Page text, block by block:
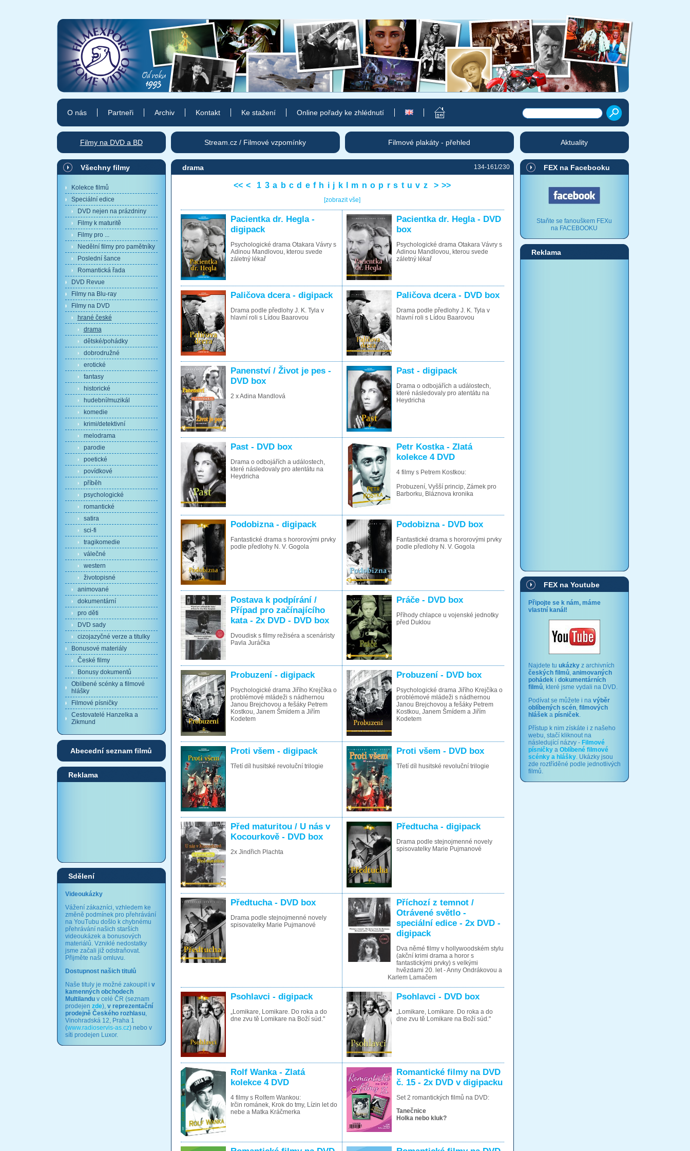
drama 134-161/230
<< < 1 3 a b c d e f h i j k m n o p r s t u v z > >>
[zobrazit vše]
Pacientka dr. Hegla -
digipack
Psychologické drama Otakara Vávry s
Adinou Mandlovou, kterou svede
záletný lékař
Pacientka dr. Hegla - DVD
box
Psychologické drama Otakara Vávry s
Adinou Mandlovou, kterou svede
záletný lékař
Paličova dcera - digipack
Drama podle předlohy J. K. Tyla v
hlavní roli s Lídou Baarovou
Paličova dcera - DVD box
Drama podle předlohy J. K. Tyla v
hlavní roli s Lídou Baarovou
Panenství / Život je pes -
DVD box
2 x Adina Mandlová
Past - digipack
Drama o odbojářích a událostech,
které následovaly pro atentátu na
Heydricha
Past - DVD box
Drama o odbojářích a událostech,
které následovaly pro atentátu na
Heydricha
Petr Kostka - Zlatá
kolekce 4 DVD
4 filmy s Petrem Kostkou:
Probuzení, Vyšší princip, Zámek pro
Barborku, Bláznova kronika
Podobizna - digipack
Fantastické drama s hororovými prvky
podle předlohy N. V. Gogola
Podobizna - DVD box
Fantastické drama s hororovými prvky
podle předlohy N. V. Gogola
Postava k podpírání /
Případ pro začínajícího
kata - 2x DVD - DVD box
Dvoudisk s filmy režiséra a scenáristy
Pavla Juráčka
Práče - DVD box
Příhody chlapce u vojenské jednotky
před Duklou
Probuzení - digipack
Psychologické drama Jiřího Krejčíka o
problémové mládeži s nádhernou
Janou Brejchovou a fešáky Petrem
Kostkou, Janem Šmídem a Jiřím
Kodetem
Probuzení - DVD box
Psychologické drama Jiřího Krejčíka o
problémové mládeži s nádhernou
Janou Brejchovou a fešáky Petrem
Kostkou, Janem Šmídem a Jiřím
Kodetem
Proti všem - digipack
Třetí díl husitské revoluční trilogie
Proti všem - DVD box
Třetí díl husitské revoluční trilogie
Před maturitou / U nás v
Kocourkově - DVD box
2x Jindřich Plachta
Předtucha - digipack
Drama podle stejnojmenné novely
spisovatelky Marie Pujmanové
Předtucha - DVD box
Drama podle stejnojmenné novely
spisovatelky Marie Pujmanové
Příchozí z temnot /
Otrávené světlo -
speciální edice - 2x DVD -
digipack
Dva němé filmy v hollywoodském stylu
(akční krimi drama a horor s
fantastickými prvky) s velkými
hvězdami 20. let - Anny Ondrákovou a
Karlem Lamačem
Psohlavci - digipack
„Lomikare, Lomikare. Do roka a do
dne zvu tě Lomikare na Boží súd."
Psohlavci - DVD box
„Lomikare, Lomikare. Do roka a do
dne zvu tě Lomikare na Boží súd."
Rolf Wanka - Zlatá
kolekce 4 DVD
4 filmy s Rolfem Wankou:
Irčin románek, Krok do tmy, Lízin let do
nebe a Matka Kráčmerka
Romantické filmy na DVD
č. 15 - 2x DVD v digipacku
Set 2 romantických filmů na DVD:
Tanečnice
Holka nebo kluk?
Všechny filmy
Kolekce filmů
Speciální edice
DVD nejen na prázdniny
Filmy k maturitě
Filmy pro ...
Nedělní filmy pro pamětníky
Poslední šance
Romantická řada
DVD Revue
Filmy na Blu-ray
Filmy na DVD
hrané české
drama
dětské/pohádky
dobrodružné
erotické
fantasy
historické
hudební/muzikál
komedie
krimi/detektivní
melodrama
parodie
poetické
povídkové
příběh
psychologické
romantické
satira
sci-fi
tragikomedie
válečné
western
životopisné
animované
dokumentární
pro děti
DVD sady
cizojazyčné verze a titulky
Bonusové materiály
České filmy
Bonusy dokumentů
Oblíbené scénky a filmové
hlášky
Filmové písničky
Cestovatelé Hanzelka a
Zikmund
Abecední seznam filmů
Reklama
Sdělení
Videoukázky
Vážení zákazníci, vzhledem ke
změně podmínek pro přehrávání
na YouTubu došlo k chybnému
přehrávání našich starších
videoukázek a bonusových
materiálů. Vzniklé nedostatky
jsme začali již odstraňovat.
Přijměte naši omluvu.
Dostupnost našich titulů
Naše tituly je možné zakoupit i v
kamenných obchodech
Multilanduv celé ČR (seznam
prodejen zde), v reprezentační
prodejně Českého rozhlasu,
Vinohradská 12, Praha 1
(www.radioservis-as.cz) nebo v
síti prodejen Luxor.
FEX na Facebooku
Staňte se fanouškem FEXu
na FACEBOOKU
Reklama
FEX na Youtube
Připojte se k nám, máme
vlastní kanál!
Najdete tu ukázkyz archivních
českých filmů, animovaných
pohádeki dokumentárních
filmů, které jsme vydali na DVD.
Podívat se můžete i na výběr
oblíbených scén, filmových
hlášeka písniček.
Přístup k nim získáte i z našeho
webu, stačí kliknout na
následující názvy - Filmové
písničkya Oblíbené filmové
scénky a hlášky. Ukázky jsou
zde roztříděné podle jednotlivých
filmů.
O nás Partneři Archiv Kontakt Ke stažení Online pořady ke zhlédnutí
Filmy na DVD a BD Stream.cz / Filmové vzpomínky Filmové plakáty - přehled Aktuality